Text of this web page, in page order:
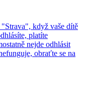
když vaše dítě
platíte
nejde odhlásit
obraťte se na